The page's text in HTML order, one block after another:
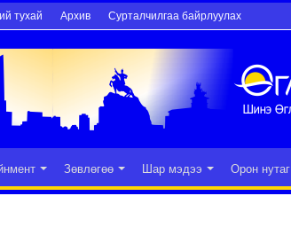
тухай Архив Сурталчилгаа байрлуулах
Зөвлөгөө Шар мэдээ Орон нутаг